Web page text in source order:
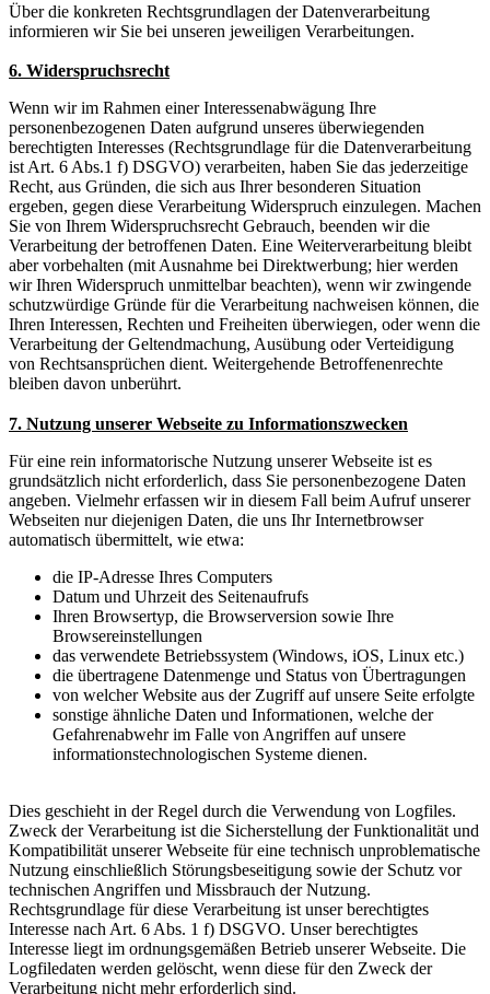
Über die konkreten Rechtsgrundlagen der Datenverarbeitung
informieren wir Sie bei unseren jeweiligen Verarbeitungen.
6. Widerspruchsrecht
Wenn wir im Rahmen einer Interessenabwägung Ihre
personenbezogenen Daten aufgrund unseres überwiegenden
berechtigten Interesses (Rechtsgrundlage für die Datenverarbeitung
ist Art. 6 Abs.1 f) DSGVO) verarbeiten, haben Sie das jederzeitige
Recht, aus Gründen, die sich aus Ihrer besonderen Situation
ergeben, gegen diese Verarbeitung Widerspruch einzulegen. Machen
Sie von Ihrem Widerspruchsrecht Gebrauch, beenden wir die
Verarbeitung der betroffenen Daten. Eine Weiterverarbeitung bleibt
aber vorbehalten (mit Ausnahme bei Direktwerbung; hier werden
wir Ihren Widerspruch unmittelbar beachten), wenn wir zwingende
schutzwürdige Gründe für die Verarbeitung nachweisen können, die
Ihren Interessen, Rechten und Freiheiten überwiegen, oder wenn die
Verarbeitung der Geltendmachung, Ausübung oder Verteidigung
von Rechtsansprüchen dient. Weitergehende Betroffenenrechte
bleiben davon unberührt.
7. Nutzung unserer Webseite zu Informationszwecken
Für eine rein informatorische Nutzung unserer Webseite ist es
grundsätzlich nicht erforderlich, dass Sie personenbezogene Daten
angeben. Vielmehr erfassen wir in diesem Fall beim Aufruf unserer
Webseiten nur diejenigen Daten, die uns Ihr Internetbrowser
automatisch übermittelt, wie etwa:
die IP-Adresse Ihres Computers
Datum und Uhrzeit des Seitenaufrufs
Ihren Browsertyp, die Browserversion sowie Ihre
Browsereinstellungen
das verwendete Betriebssystem (Windows, iOS, Linux etc.)
die übertragene Datenmenge und Status von Übertragungen
von welcher Website aus der Zugriff auf unsere Seite erfolgte
sonstige ähnliche Daten und Informationen, welche der
Gefahrenabwehr im Falle von Angriffen auf unsere
informationstechnologischen Systeme dienen.
Dies geschieht in der Regel durch die Verwendung von Logfiles.
Zweck der Verarbeitung ist die Sicherstellung der Funktionalität und
Kompatibilität unserer Webseite für eine technisch unproblematische
Nutzung einschließlich Störungsbeseitigung sowie der Schutz vor
technischen Angriffen und Missbrauch der Nutzung.
Rechtsgrundlage für diese Verarbeitung ist unser berechtigtes
Interesse nach Art. 6 Abs. 1 f) DSGVO. Unser berechtigtes
Interesse liegt im ordnungsgemäßen Betrieb unserer Webseite. Die
Logfiledaten werden gelöscht, wenn diese für den Zweck der
Verarbeitung nicht mehr erforderlich sind.